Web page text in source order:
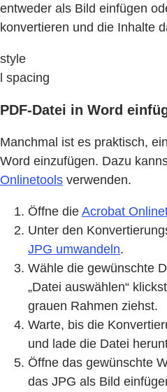
entweder als Bild einfügen
konvertieren und die Inhalte
style
l spacing
PDF-Datei in Word
Manchmal ist es praktisch,
Word einzufügen. Dazu
Onlinetools verwenden.
Öffne die Acrobat
Unter den
JPG umwandeln.
Wähle die gewünschte
„Datei auswählen“
grauen Rahmen ziehst.
Warte, bis die
und lade die Datei
Öffne das gewünschte
das JPG als Bild